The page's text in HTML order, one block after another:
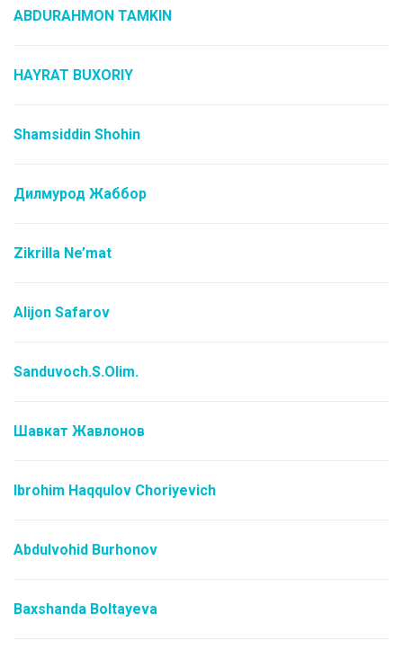
ABDURAHMON TAMKIN
HAYRAT BUXORIY
Shamsiddin Shohin
Дилмурод Жаббор
Zikrilla Ne’mat
Alijon Safarov
Sanduvoch.S.Olim.
Шавкат Жавлонов
Ibrohim Haqqulov Choriyevich
Abdulvohid Burhonov
Baxshanda Boltayeva